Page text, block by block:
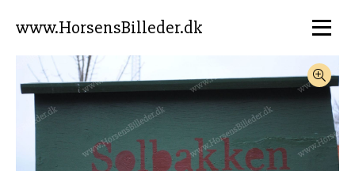
www.HorsensBilleder.dk